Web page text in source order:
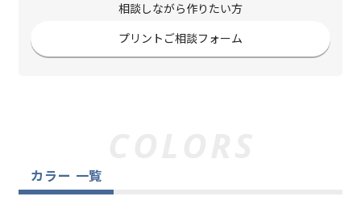
相談しながら作りたい方
プリントご相談フォーム
カラー 一覧